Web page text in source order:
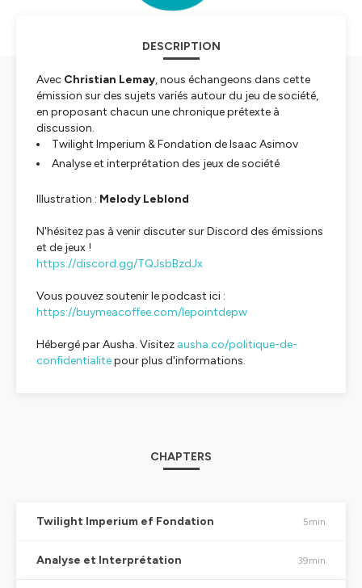
DESCRIPTION
Avec Christian Lemay, nous échangeons dans cette
émission sur des sujets variés autour du jeu de société,
en proposant chacun une chronique prétexte à
discussion.
Twilight Imperium & Fondation de Isaac Asimov
Analyse et interprétation des jeux de société
Illustration : Melody Leblond
N'hésitez pas à venir discuter sur Discord des émissions
et de jeux !
https://discord.gg/TQJsbBzdJx
Vous pouvez soutenir le podcast ici :
https://buymeacoffee.com/lepointdepw
Hébergé par Ausha. Visitez ausha.co/politique-de-
confidentialitepour plus d'informations.
CHAPTERS
Twilight Imperium ef Fondation 5min
Analyse et Interprétation 39min